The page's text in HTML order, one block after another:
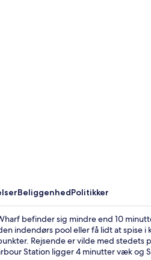
BeliggenhedPolitikker
befinder sig mindre end 10
indendørs pool eller få lidt at spise
Rejsende er vilde med
Station ligger 4 minutter væk og